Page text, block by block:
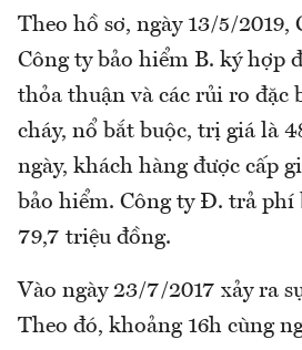
Theo hồ sơ, ngày 13/5/2019,
Công ty bảo hiểm B. ký hợp
thỏa thuận và các rủi ro đặc
cháy, nổ bắt buộc, trị giá là
ngày, khách hàng được cấp
bảo hiểm. Công ty Đ. trả phí
79,7 triệu đồng.
Vào ngày 23/7/2017 xảy ra
Theo đó, khoảng 16h cùng